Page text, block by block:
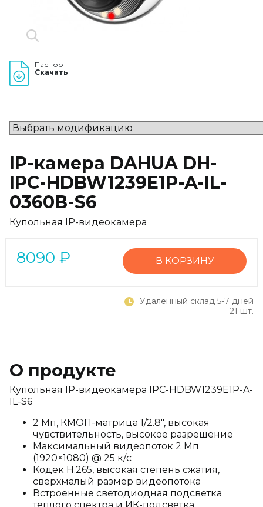
Паспорт
Скачать
IP-камера DAHUA DH-
IPC-HDBW1239E1P-A-IL-
0360B-S6
Купольная IP-видеокамера
8090 ₽ В КОРЗИНУ
Удаленный склад 5-7 дней
21 шт.
О продукте
Купольная IP-видеокамера IPC-HDBW1239E1P-A-
IL-S6
2 Мп, КМОП-матрица 1/2.8", высокая
чувствительность, высокое разрешение
Максимальный видеопоток 2 Мп
(1920×1080) @ 25 к/с
Кодек H.265, высокая степень сжатия,
сверхмалый размер видеопотока
Встроенные светодиодная подсветка